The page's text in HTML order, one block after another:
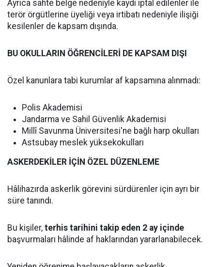
Ayrıca sahte belge nedeniyle kaydı iptal edilenler ile
terör örgütlerine üyeliği veya irtibatı nedeniyle ilişiği
kesilenler de kapsam dışında.
BU OKULLARIN ÖĞRENCİLERİ DE KAPSAM DIŞI
Özel kanunlara tabi kurumlar af kapsamına alınmadı:
Polis Akademisi
Jandarma ve Sahil Güvenlik Akademisi
Millî Savunma Üniversitesi'ne bağlı harp okulları
Astsubay meslek yüksekokulları
ASKERDEKİLER İÇİN ÖZEL DÜZENLEME
Hâlihazırda askerlik görevini sürdürenler için ayrı bir
süre tanındı.
Bu kişiler, terhis tarihini takip eden 2 ay içinde
başvurmaları hâlinde af haklarından yararlanabilecek.